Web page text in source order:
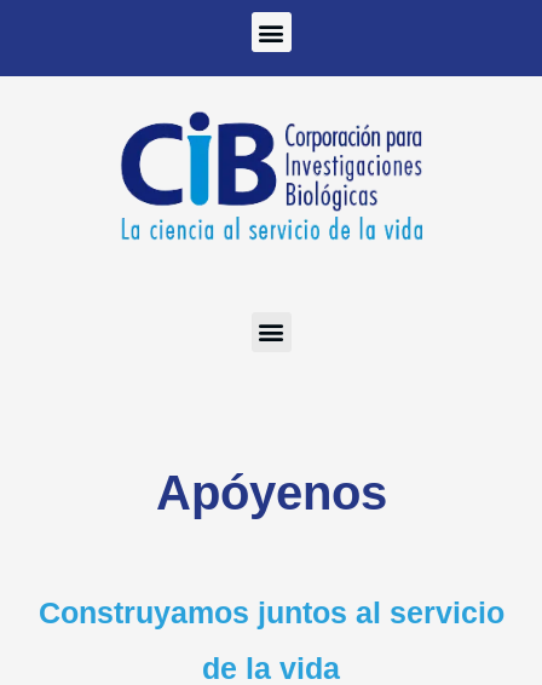
Apóyenos
Construyamos juntos al servicio
de la vida